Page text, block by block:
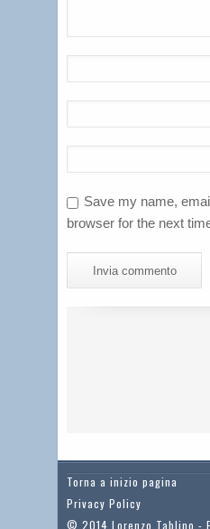
Save my name,
browser for the next
Torna a inizio pagina
Privacy Policy
© 2014 Lorenzo Tablino -